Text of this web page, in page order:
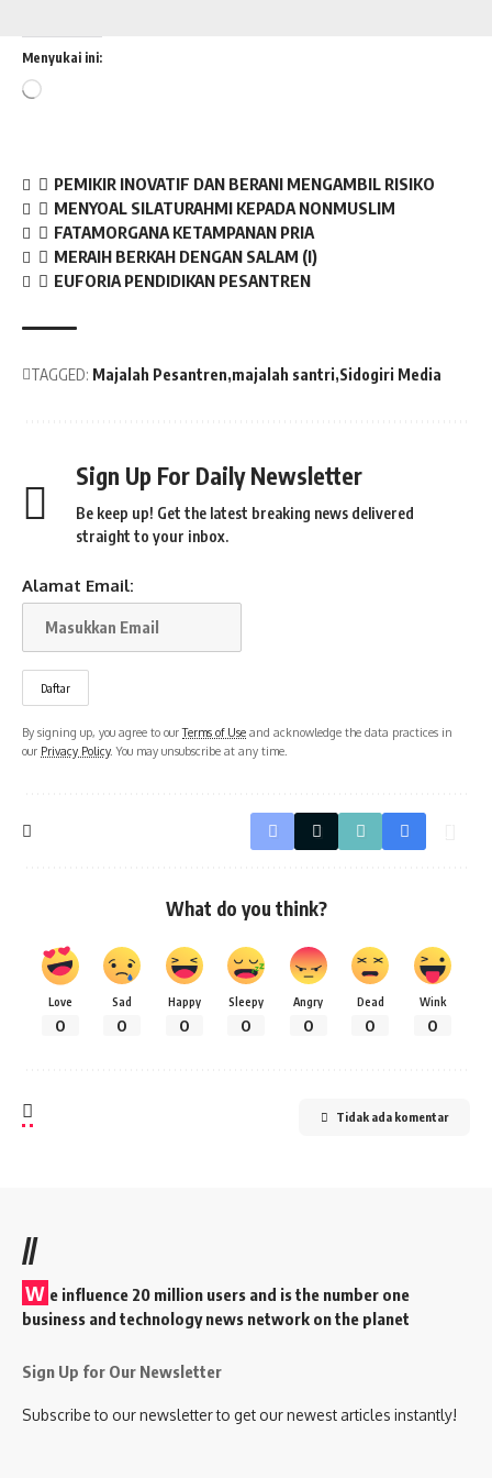
Menyukai ini:
Memuat...
PEMIKIR INOVATIF DAN BERANI MENGAMBIL RISIKO
MENYOAL SILATURAHMI KEPADA NONMUSLIM
FATAMORGANA KETAMPANAN PRIA
MERAIH BERKAH DENGAN SALAM (I)
EUFORIA PENDIDIKAN PESANTREN
TAGGED: Majalah Pesantren majalah santri Sidogiri Media
Sign Up For Daily Newsletter
Be keep up! Get the latest breaking news delivered
straight to your inbox.
Alamat Email:
By signing up, you agree to ourTerms of Use and acknowledge the data practices in
our Privacy Policy. You may unsubscribe at any time.
What do you think?
Love
0
Sad
0
Happy
0
Sleepy
0
Angry
0
Dead
0
Wink
0
Tidak ada komentar
//
W e influence 20 million users and is the number one
business and technology news network on the planet
Sign Up for Our Newsletter
Subscribe to our newsletter to get our newest articles instantly!